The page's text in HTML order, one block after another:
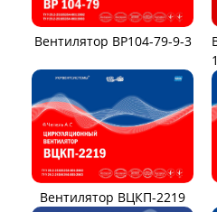
Вентилятор ВР104-79-9-3
Вентилятор ВЦКП-2219